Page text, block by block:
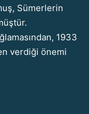
Sümerlerin
1933
verdiği önemi